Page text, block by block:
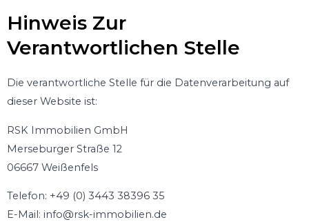
Hinweis Zur
Verantwortlichen Stelle
Die verantwortliche Stelle für die Datenverarbeitung auf
dieser Website ist:
RSK Immobilien GmbH
Merseburger Straße 12
06667 Weißenfels
Telefon: +49 (0) 3443 38396 35
E-Mail: info@rsk-immobilien.de